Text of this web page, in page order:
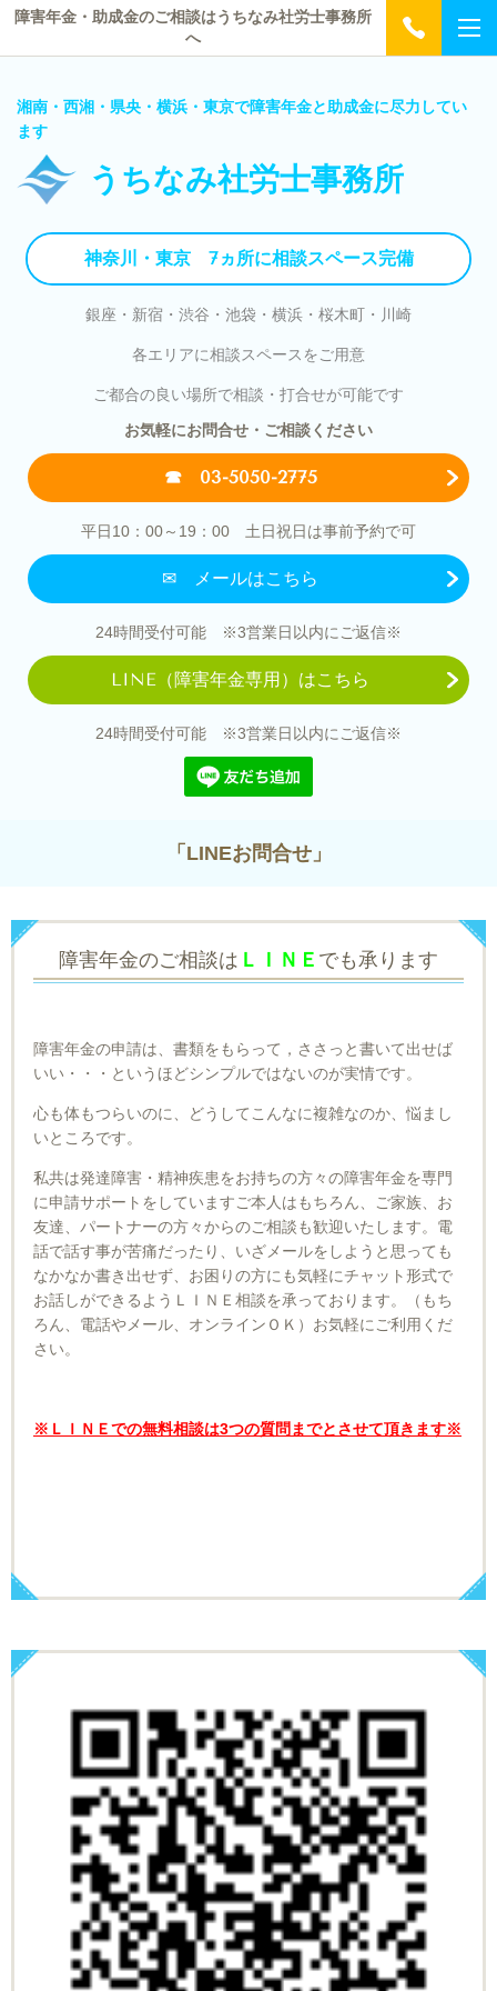
障害年金・助成金のご相談はうちなみ社労士事務所
へ
湘南・西湘・県央・横浜・東京で障害年金と助成金に尽力してい
ます
うちなみ社労士事務所
神奈川・東京 7ヵ所に相談スペース完備
銀座・新宿・渋谷・池袋・横浜・桜木町・川崎
各エリアに相談スペースをご用意
ご都合の良い場所で相談・打合せが可能です
お気軽にお問合せ・ご相談ください
☎ 03-5050-2775
平日10：00～19：00 土日祝日は事前予約で可
✉ メールはこちら
24時間受付可能 ※3営業日以内にご返信※
LINE（障害年金専用）はこちら
24時間受付可能 ※3営業日以内にご返信※
「LINEお問合せ」
障害年金のご相談は ＬＩＮＥ でも承ります
障害年金の申請は、書類をもらって，ささっと書いて出せば
いい・・・というほどシンプルではないのが実情です。
心も体もつらいのに、どうしてこんなに複雑なのか、悩まし
いところです。
私共は発達障害・精神疾患をお持ちの方々の障害年金を専門
に申請サポートをしていますご本人はもちろん、ご家族、お
友達、パートナーの方々からのご相談も歓迎いたします。 電
話で話す事が苦痛だったり、いざメールをしようと思っても
なかなか書き出せず、お困りの方にも気軽にチャット形式で
お話しができるよう ＬＩＮＥ相談を承っております。（もち
ろん、電話やメール、オンラインＯＫ） お気軽にご利用くだ
さい。
※ＬＩＮＥでの無料相談は3つの質問までとさせて頂きます※